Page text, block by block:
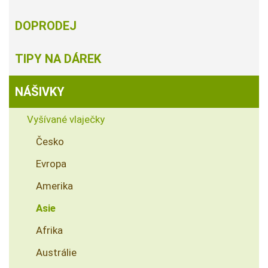
DOPRODEJ
TIPY NA DÁREK
NÁŠIVKY
Vyšívané vlaječky
Česko
Evropa
Amerika
Asie
Afrika
Austrálie